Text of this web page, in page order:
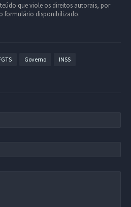
que viole os direitos autorais, por
formulário disponibilizado.
Governo INSS